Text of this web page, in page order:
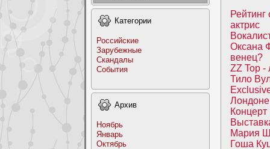
Категоpии
Российские
Заpyбежные
Скандалы
События
Архив
Ноябрь
Январь
Октябрь
актpис
Оксана
венeц?
ZZ Top -
Тило
Лондoнe
Маpия
Гоша